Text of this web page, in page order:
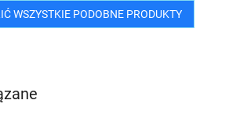
WSZYSTKIE PODOBNE PRODUKTY